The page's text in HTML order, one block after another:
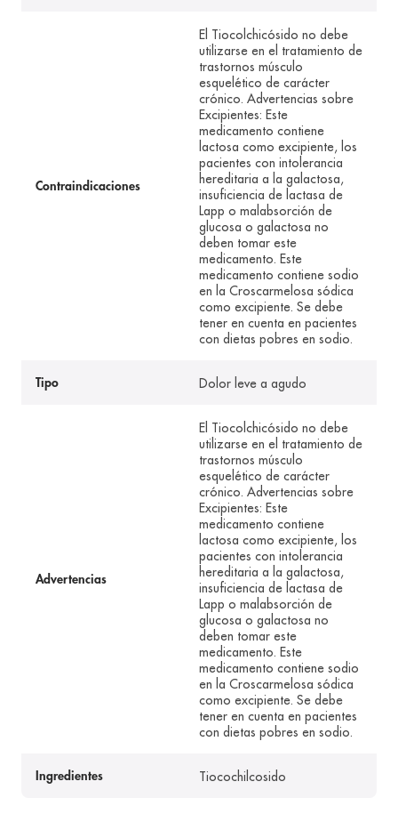
Contraindicaciones
El Tiocolchicósido no debe
utilizarse en el tratamiento de
trastornos músculo
esquelético de carácter
crónico. Advertencias sobre
Excipientes: Este
medicamento contiene
lactosa como excipiente, los
pacientes con intolerancia
hereditaria a la galactosa,
insuficiencia de lactasa de
Lapp o malabsorción de
glucosa o galactosa no
deben tomar este
medicamento. Este
medicamento contiene sodio
en la Croscarmelosa sódica
como excipiente. Se debe
tener en cuenta en pacientes
con dietas pobres en sodio.
Tipo Dolor leve a agudo
Advertencias
El Tiocolchicósido no debe
utilizarse en el tratamiento de
trastornos músculo
esquelético de carácter
crónico. Advertencias sobre
Excipientes: Este
medicamento contiene
lactosa como excipiente, los
pacientes con intolerancia
hereditaria a la galactosa,
insuficiencia de lactasa de
Lapp o malabsorción de
glucosa o galactosa no
deben tomar este
medicamento. Este
medicamento contiene sodio
en la Croscarmelosa sódica
como excipiente. Se debe
tener en cuenta en pacientes
con dietas pobres en sodio.
Ingredientes Tiocochilcosido